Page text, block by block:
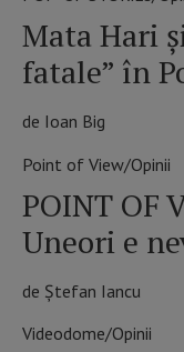
Mata Hari
fatale” în
de Ioan Big
Point of View/Opinii
POINT OF
Uneori e
de Ștefan Iancu
Videodome/Opinii